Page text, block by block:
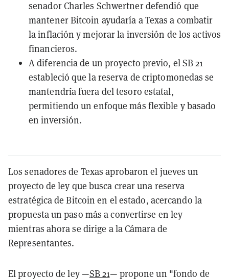
senador Charles Schwertner defendió que
mantener Bitcoin ayudaría a Texas a combatir
la inflación y mejorar la inversión de los activos
financieros.
A diferencia de un proyecto previo, el SB 21
estableció que la reserva de criptomonedas se
mantendría fuera del tesoro estatal,
permitiendo un enfoque más flexible y basado
en inversión.
Los senadores de Texas aprobaron el jueves un
proyecto de ley que busca crear una reserva
estratégica de Bitcoin en el estado, acercando la
propuesta un paso más a convertirse en ley
mientras ahora se dirige a la Cámara de
Representantes.
El proyecto de ley —SB 21— propone un "fondo de